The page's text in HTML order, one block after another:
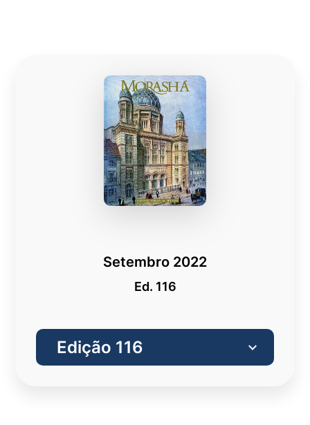
Setembro 2022
Ed. 116